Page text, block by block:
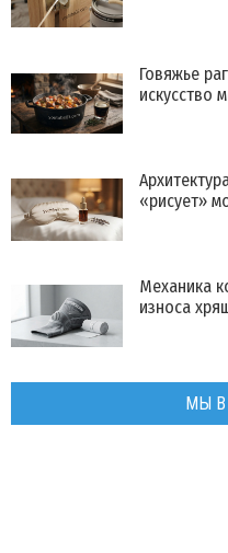
Говяжье
искусство
«рисует»
Механика
износа
МЫ В